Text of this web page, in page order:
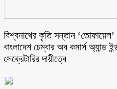
বিশ্বনাথের কৃতি সন্তান ‘তোফায়েল’
বাংলাদেশ চেম্বার অব কমার্স অ্যান্ড
সেক্রেটারির দায়ীত্বে